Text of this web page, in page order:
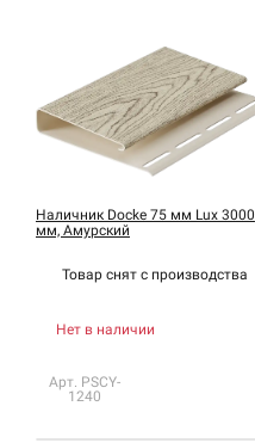
Наличник Docke 75 мм Lux 3000
мм, Амурский
Товар снят с производства
Нет в наличии
Арт. PSCY-
1240